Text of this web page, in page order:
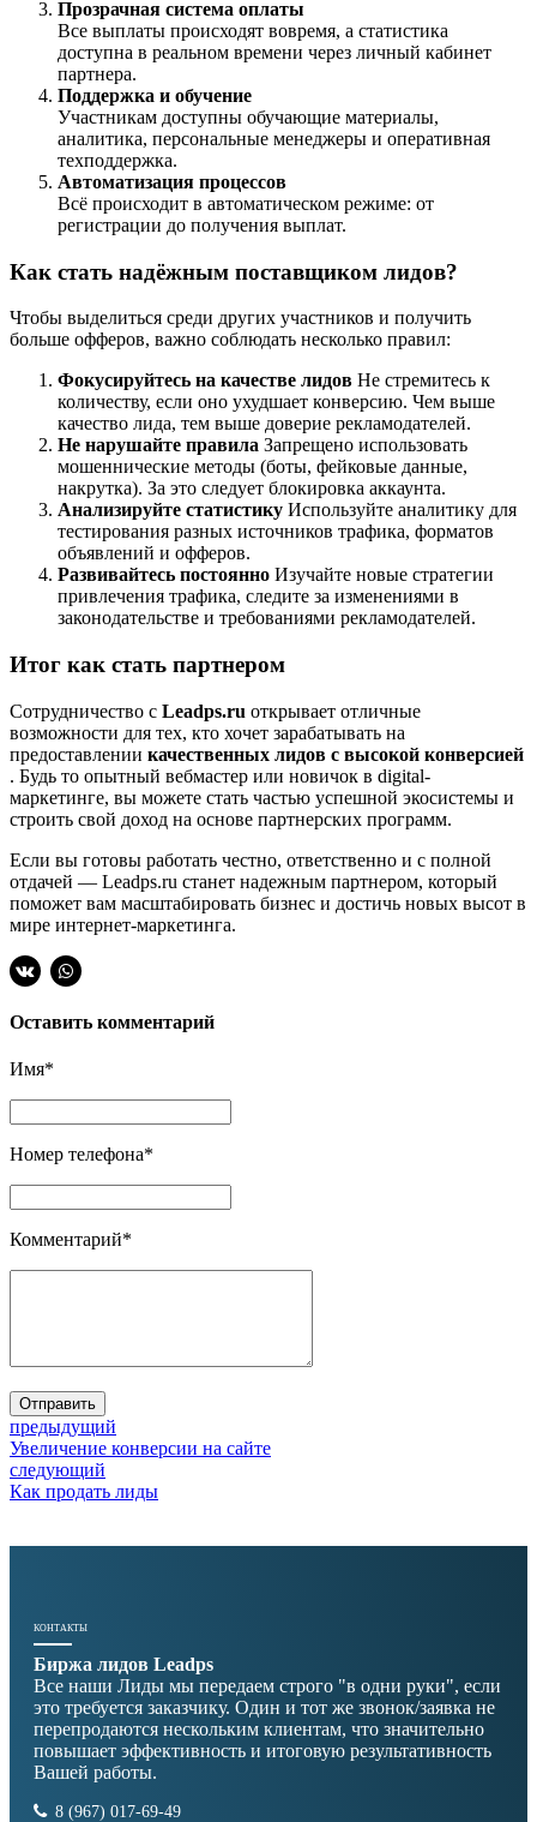
Прозрачная система оплаты
Все выплаты происходят вовремя, а статистика
доступна в реальном времени через личный кабинет
партнера.
Поддержка и обучение
Участникам доступны обучающие материалы,
аналитика, персональные менеджеры и оперативная
техподдержка.
Автоматизация процессов
Всё происходит в автоматическом режиме: от
регистрации до получения выплат.
Как стать надёжным поставщиком лидов?
Чтобы выделиться среди других участников и получить
больше офферов, важно соблюдать несколько правил:
Фокусируйтесь на качестве лидов Не стремитесь к
количеству, если оно ухудшает конверсию. Чем выше
качество лида, тем выше доверие рекламодателей.
Не нарушайте правила Запрещено использовать
мошеннические методы (боты, фейковые данные,
накрутка). За это следует блокировка аккаунта.
Анализируйте статистику Используйте аналитику для
тестирования разных источников трафика, форматов
объявлений и офферов.
Развивайтесь постоянно Изучайте новые стратегии
привлечения трафика, следите за изменениями в
законодательстве и требованиями рекламодателей.
Итог как стать партнером
Сотрудничество с Leadps.ru открывает отличные
возможности для тех, кто хочет зарабатывать на
предоставлении качественных лидов с высокой конверсией
. Будь то опытный вебмастер или новичок в digital-
маркетинге, вы можете стать частью успешной экосистемы и
строить свой доход на основе партнерских программ.
Если вы готовы работать честно, ответственно и с полной
отдачей — Leadps.ru станет надежным партнером, который
поможет вам масштабировать бизнес и достичь новых высот в
мире интернет-маркетинга.
Оставить комментарий
Имя*
Номер телефона*
Комментарий*
Отправить
предыдущий
Увеличение конверсии на сайте
следующий
Как продать лиды
КОНТАКТЫ
Биржа лидов Leadps
Все наши Лиды мы передаем строго "в одни руки", если
это требуется заказчику. Один и тот же звонок/заявка не
перепродаются нескольким клиентам, что значительно
повышает эффективность и итоговую результативность
Вашей работы.
8 (967) 017-69-49